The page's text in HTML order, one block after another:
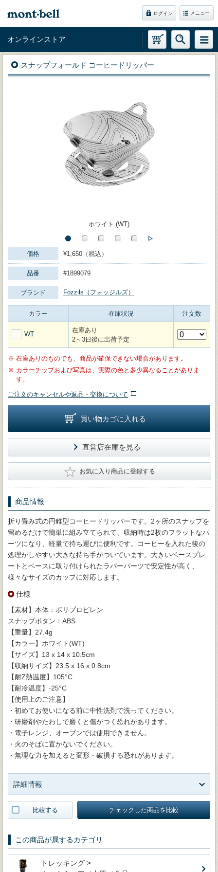
ログイン メニュー
オンラインストア
スナップフォールド コーヒードリッパー
ホワイト (WT)
価格 ¥1,650（税込）
品番 #1899079
ブランド Fozzils（フォッジルズ）
カラー 在庫状況 注文数
WT
在庫あり
2～3日後に出荷予定
※ 在庫ありのものでも、商品が確保できない場合があります。
※ カラーチップおよび写真は、実際の色と多少異なることがありま
す。
ご注文のキャンセルや返品・交換について
買い物カゴに入れる
直営店在庫を見る
★ お気に入り商品に登録する
商品情報
折り畳み式の円錐型コーヒードリッパーです。2ヶ所のスナップを
留めるだけで簡単に組み立てられて、収納時は2枚のフラットなパ
ーツになり、軽量で持ち運びに便利です。コーヒーを入れた後の
処理がしやすい大きな持ち手がついています。大きいベースプレ
ートとベースに取り付けられたラバーパーツで安定性が高く、
様々なサイズのカップに対応します。
仕様
【素材】本体：ポリプロピレン
スナップボタン：ABS
【重量】27.4g
【カラー】ホワイト(WT)
【サイズ】13 x 14 x 10.5cm
【収納サイズ】23.5 x 16 x 0.8cm
【耐Z熱温度】105°C
【耐冷温度】-25°C
【使用上のご注意】
・初めてお使いになる前に中性洗剤で洗ってください。
・研磨剤やたわしで磨くと傷がつく恐れがあります。
・電子レンジ、オーブンでは使用できません。
・火のそばに置かないでください。
・無理な力を加えると変形・破損する恐れがあります。
詳細情報
比較する チェックした商品を比較
この商品が属するカテゴリ
トレッキング >